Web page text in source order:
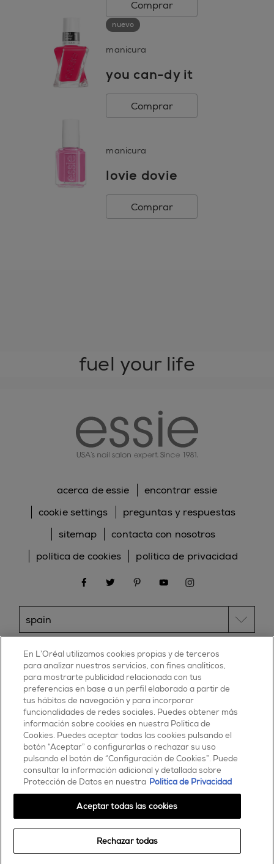
Comprar
Comprar
nuevo
manicura
you can-dy it
Comprar
manicura
lovie dovie
Comprar
fuel your life
© 2025 essie todos los derechos reservados
condiciones de uso
acerca de essie
encontrar essie
cookie settings
preguntas y respuestas
sitemap
contacta con nosotros
política de cookies
política de privacidad
facebooktwitter pinterestyoutubeinstagram
ESSIE
30, rue d’Alsace – 92300 Levallois-Perret
FRANCE
Contáctanos
900 181 055
En L’Oréal utilizamos cookies propias y de terceros
para analizar nuestros servicios, con fines analíticos,
para mostrarte publicidad relacionada con tus
preferencias en base a un perfil elaborado a partir de
tus hábitos de navegación y para incorporar
funcionalidades de redes sociales. Puedes obtener más
información sobre cookies en nuestra Política de
Cookies. Puedes aceptar todas las cookies pulsando el
botón “Aceptar” o configurarlas o rechazar su uso
pulsando el botón de “Configuración de Cookies”. Puede
consultar la información adicional y detallada sobre
Protección de Datos en nuestra Política de Privacidad
Rechazar todas
Aceptar todas las cookies